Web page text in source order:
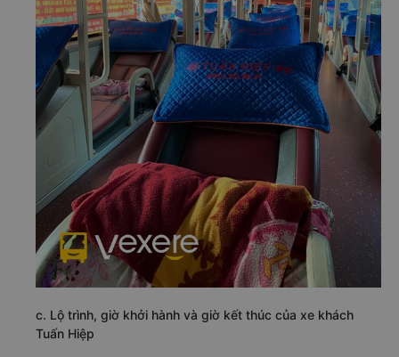
c. Lộ trình, giờ khởi hành và giờ kết thúc của xe khách
Tuấn Hiệp